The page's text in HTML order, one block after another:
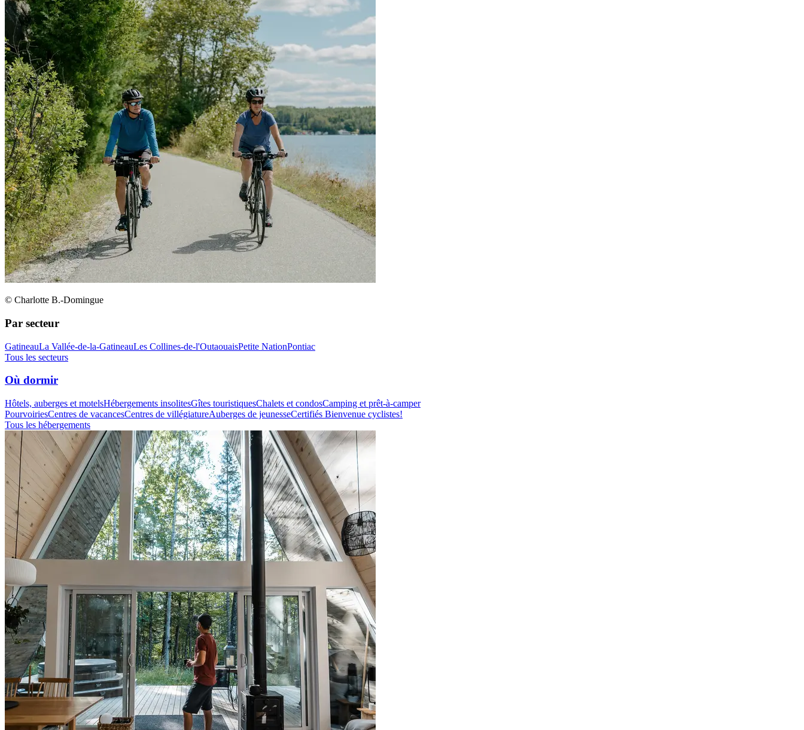
© Charlotte B.-Domingue
Par secteur
GatineauLa Vallée-de-la-GatineauLes Collines-de-l'OutaouaisPetite NationPontiac
Tous les secteurs
Où dormir
Hôtels, auberges et motelsHébergements insolitesGîtes touristiquesChalets et condosCamping et prêt-à-camper
PourvoiriesCentres de vacancesCentres de villégiatureAuberges de jeunesseCertifiés Bienvenue cyclistes!
Tous les hébergements